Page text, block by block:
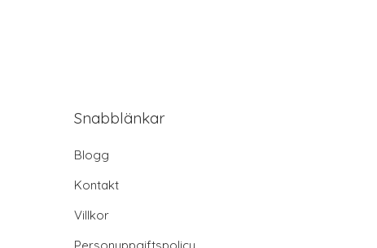
Snabblänkar
Blogg
Kontakt
Villkor